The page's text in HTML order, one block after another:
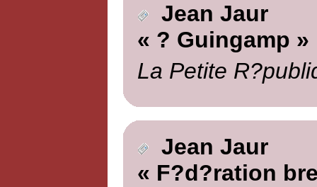
Jean Jaur
« ? Guingamp »
La Petite
Jean Jaur
« F?d?ration